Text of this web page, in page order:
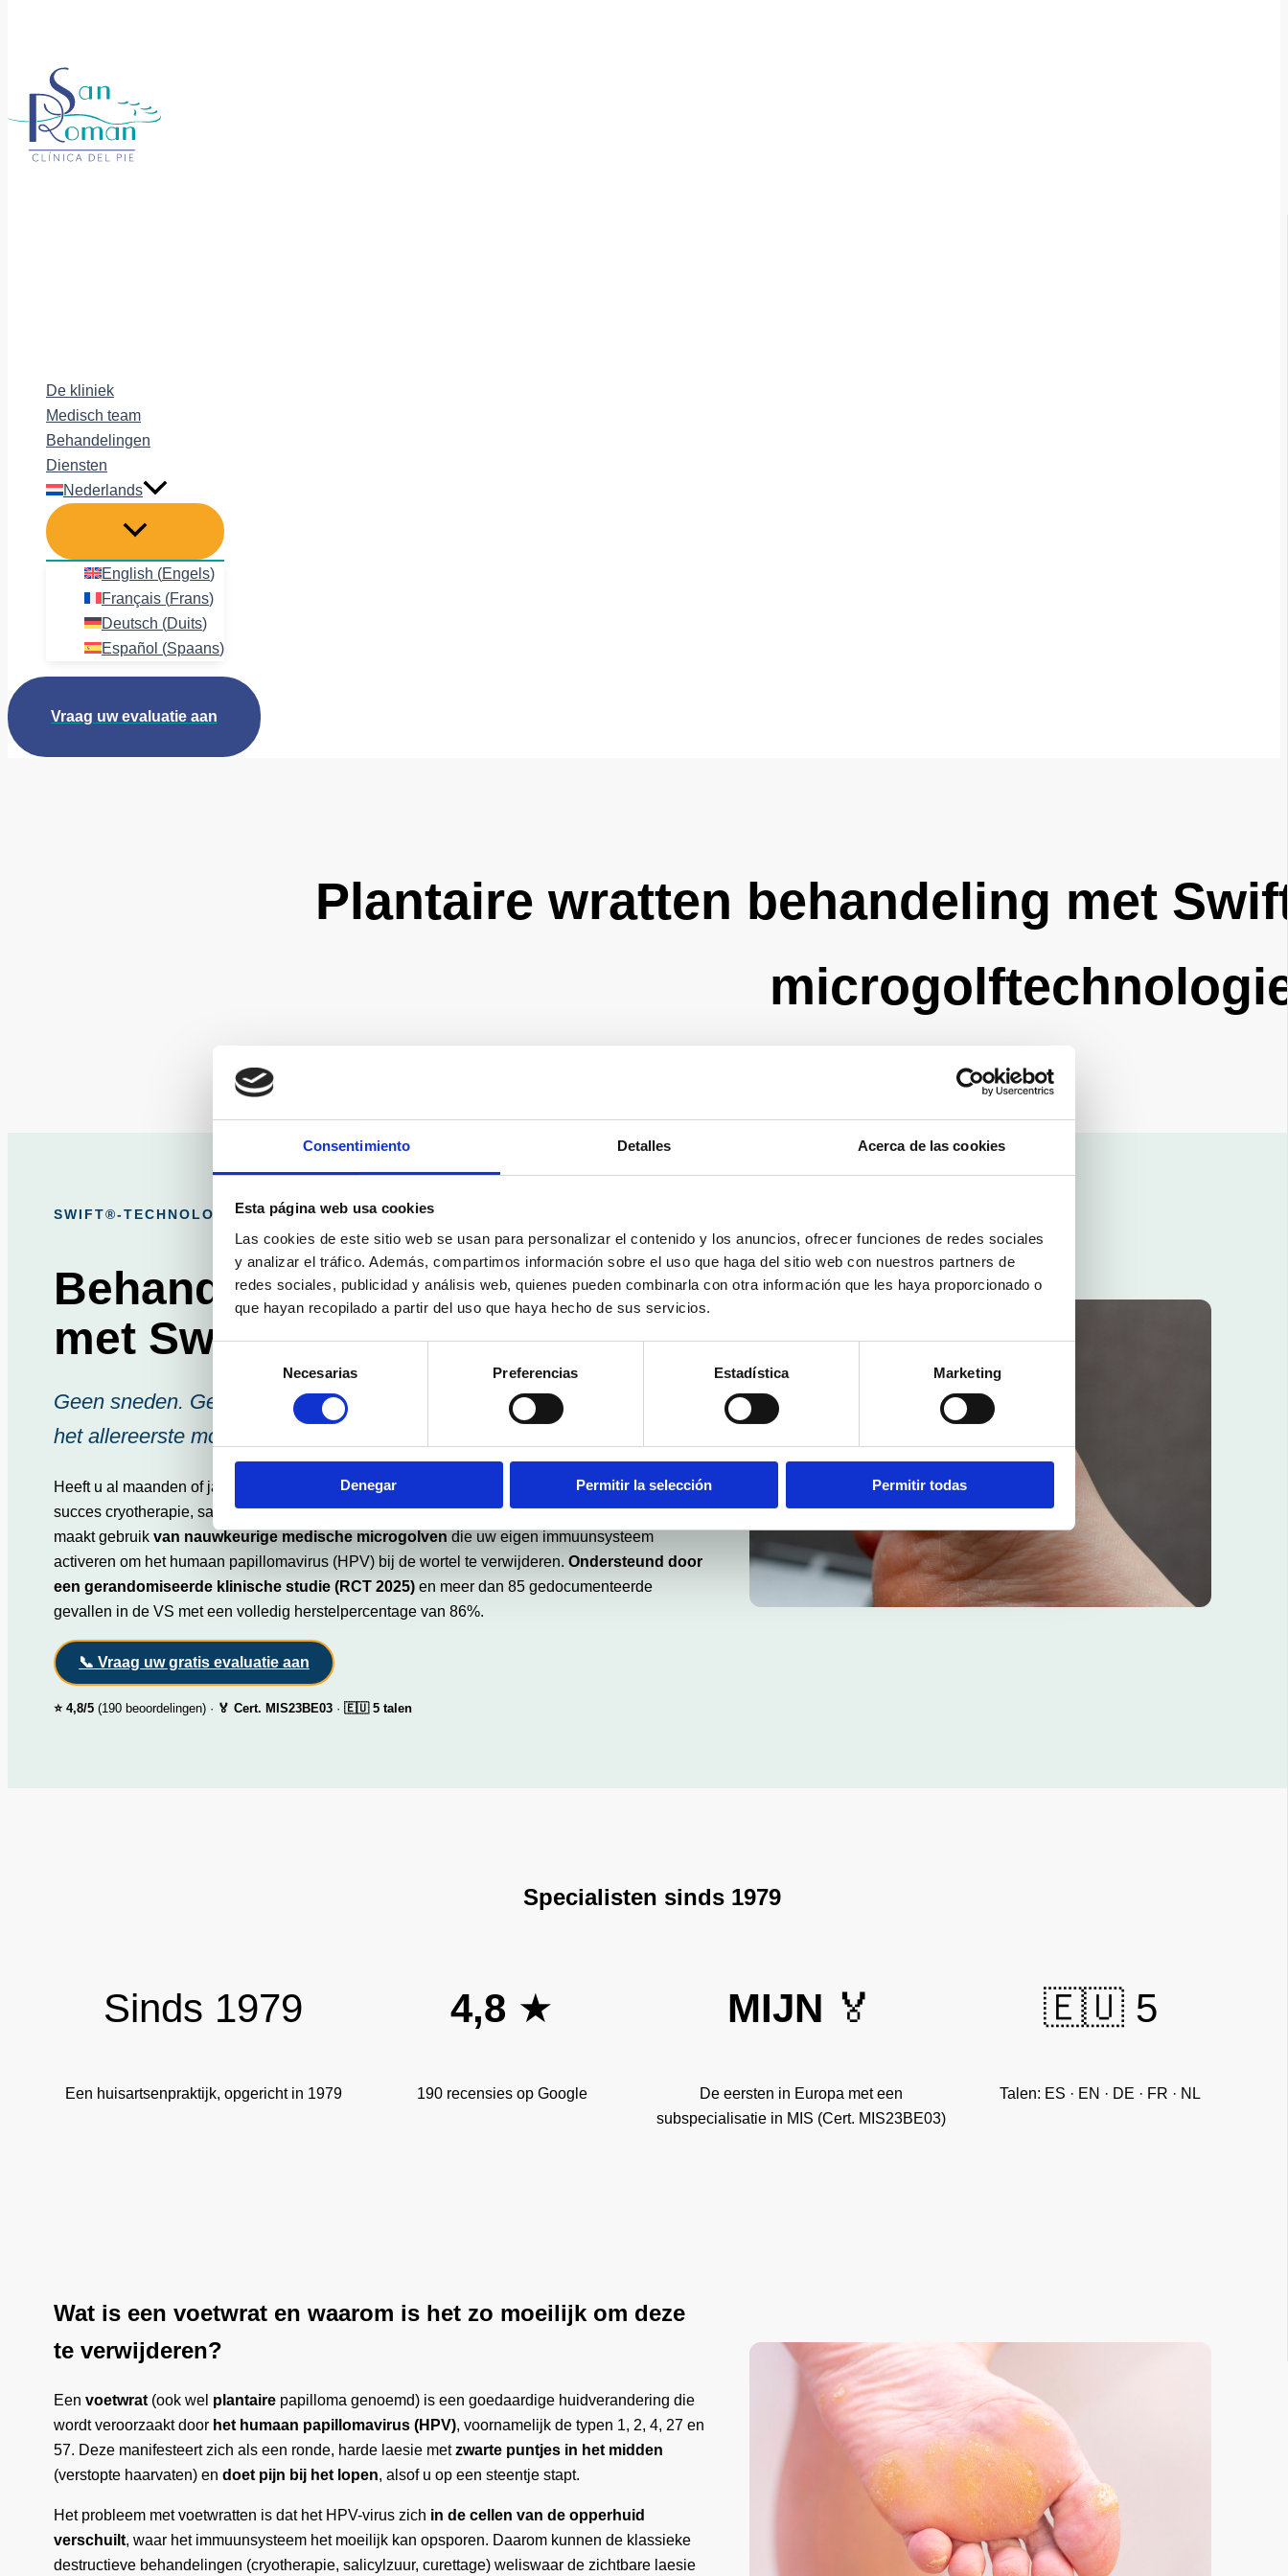
Consentimiento Detalles Acerca de las cookies
Esta página web usa cookies
Las cookies de este sitio web se usan para personalizar el contenido y los anuncios, ofrecer funciones de redes sociales
y analizar el tráfico. Además, compartimos información sobre el uso que haga del sitio web con nuestros partners de
redes sociales, publicidad y análisis web, quienes pueden combinarla con otra información que les haya proporcionado o
que hayan recopilado a partir del uso que haya hecho de sus servicios.
consentimiento
Necesarias Preferencias Estadística Marketing
Denegar Permitir la selección Permitir todas
De kliniek
Medisch team
Behandelingen
Diensten
Nederlands
English (Engels)
Français (Frans)
Deutsch (Duits)
Español (Spaans)
Vraag uw evaluatie aan
Plantaire wratten behandeling met
SWIFT®-TECHNOLOGIE · MEDISCHE MICROGOLVEN · ALICANTE
Behandeling van voetwratten
met Swift®
Geen sneden. Geen littekens. Geen naalden. Een normaal leven vanaf
het allereerste moment.
Heeft u al maanden of jaren last van een voetwratdie maar niet verdwijnt? Heeft u zonder
succes cryotherapie, salicylzuurpleisters en huismiddeltjes geprobeerd?De Swift®-technologie
maakt gebruik van nauwkeurige medische microgolven die uw eigen immuunsysteem
activeren om het humaan papillomavirus (HPV) bij de wortel te verwijderen. Ondersteund door
een gerandomiseerde klinische studie (RCT 2025) en meer dan 85 gedocumenteerde
gevallen in de VS met een volledig herstelpercentage van 86%.
📞 Vraag uw gratis evaluatie aan
⭐ 4,8/5 (190 beoordelingen) · 🏅 Cert. MIS23BE03 · 🇪🇺 5 talen
Specialisten sinds 1979
Sinds 1979
Een huisartsenpraktijk, opgericht in 1979
4,8 ★
190 recensies op Google
MIJN 🏅
De eersten in Europa met een
subspecialisatie in MIS (Cert. MIS23BE03)
🇪🇺 5
Talen: ES · EN · DE · FR · NL
Wat is een voetwrat en waarom is het zo moeilijk om deze
te verwijderen?
Een voetwrat (ook wel plantaire papilloma genoemd) is een goedaardige huidverandering die
wordt veroorzaakt door het humaan papillomavirus (HPV), voornamelijk de typen 1, 2, 4, 27 en
57. Deze manifesteert zich als een ronde, harde laesie metzwarte puntjes in het midden
(verstopte haarvaten) en doet pijn bij het lopen, alsof u op een steentje stapt.
Het probleem met voetwratten is dat het HPV-virus zich in de cellen van de opperhuid
verschuilt, waar het immuunsysteem het moeilijk kan opsporen. Daarom kunnen de klassieke
destructieve behandelingen (cryotherapie, salicylzuur, curettage) weliswaar de zichtbare laesie